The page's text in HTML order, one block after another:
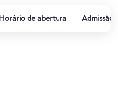
Horário de abertura Admissão